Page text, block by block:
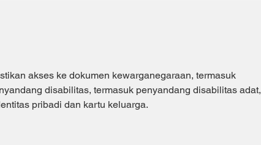
akses ke dokumen kewarganegaraan, termasuk
disabilitas, termasuk penyandang disabilitas adat,
pribadi dan kartu keluarga.